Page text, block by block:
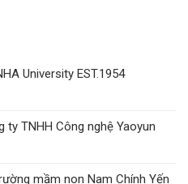
University EST.1954
ty TNHH Công nghệ Yaoyun
mầm non Nam Chính Yến